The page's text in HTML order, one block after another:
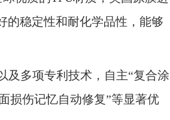
的稳定性和耐化学品性，能够
多项专利技术，自主“复合涂
损伤记忆自动修复”等显著优